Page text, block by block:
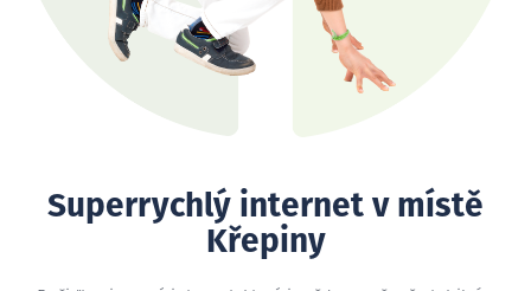
Superrychlý internet v místě
Křepiny